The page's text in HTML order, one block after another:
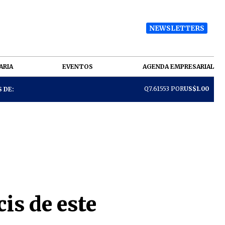
NEWSLETTERS
EVENTOS AGENDA EMPRESARIAL
DE: Q7.61553 PORUS$1.00
de este